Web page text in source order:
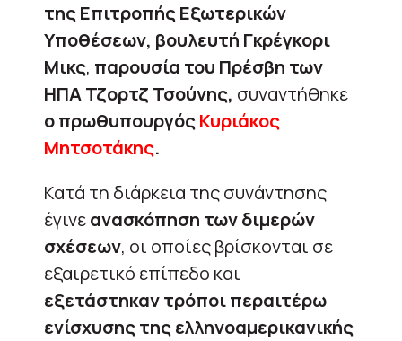
της Επιτροπής Εξωτερικών
Υποθέσεων, βουλευτή Γκρέγκορι
Μικς, παρουσία του Πρέσβη των
ΗΠΑ Τζορτζ Τσούνης, συναντήθηκε
ο πρωθυπουργόςΚυριάκος
Μητσοτάκης.
Κατά τη διάρκεια της συνάντησης
έγινεανασκόπηση των διμερών
σχέσεων, οι οποίες βρίσκονται σε
εξαιρετικό επίπεδο και
εξετάστηκαν τρόποι περαιτέρω
ενίσχυσης της ελληνοαμερικανικής